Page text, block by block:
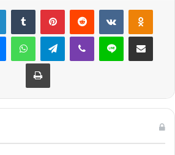
LinkedInTumblr PinterestReddit VKontakte
MessengerWhatsAppTelegramViber Line E-Posta ile
Yazdır